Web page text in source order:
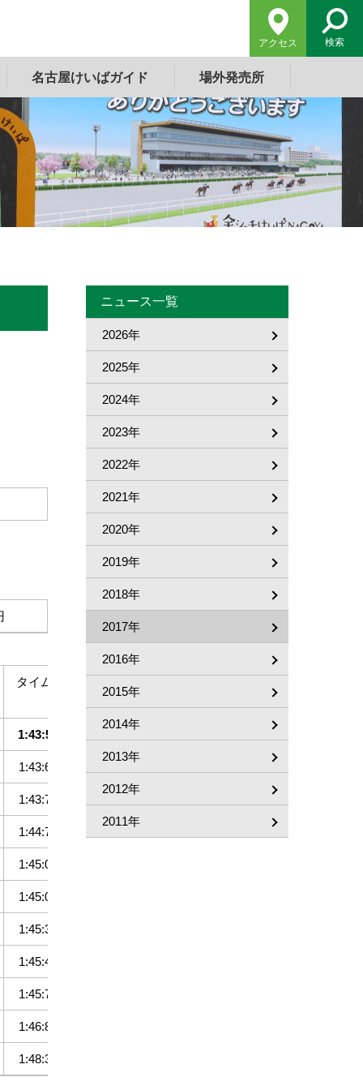
名古屋けいばガイド 場外発売所
アクセス 検索
タイム
1:43:5
1:43:6
1:43:7
1:44:7
1:45:0
1:45:0
1:45:3
1:45:4
1:45:7
1:46:8
1:48:3
ニュース一覧
2026年
2025年
2024年
2023年
2022年
2021年
2020年
2019年
2018年
2017年
2016年
2015年
2014年
2013年
2012年
2011年